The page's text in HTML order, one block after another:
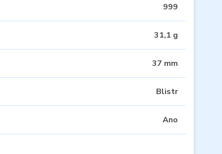
999
31,1 g
37 mm
Blistr
Ano